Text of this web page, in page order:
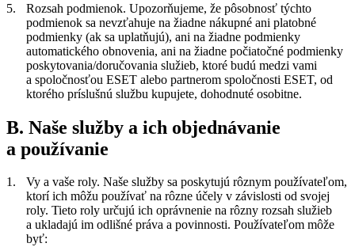
5.
Rozsah podmienok. Upozorňujeme, že pôsobnosť týchto
podmienok sa nevzťahuje na žiadne nákupné ani platobné
podmienky (ak sa uplatňujú), ani na žiadne podmienky
automatického obnovenia, ani na žiadne počiatočné podmienky
poskytovania/doručovania služieb, ktoré budú medzi vami
a spoločnosťou ESET alebo partnerom spoločnosti ESET, od
ktorého príslušnú službu kupujete, dohodnuté osobitne.
B. Naše služby a ich objednávanie
a používanie
1. Vy a vaše roly. Naše služby sa poskytujú rôznym používateľom,
ktorí ich môžu používať na rôzne účely v závislosti od svojej
roly. Tieto roly určujú ich oprávnenie na rôzny rozsah služieb
a ukladajú im odlišné práva a povinnosti. Používateľom môže
byť: